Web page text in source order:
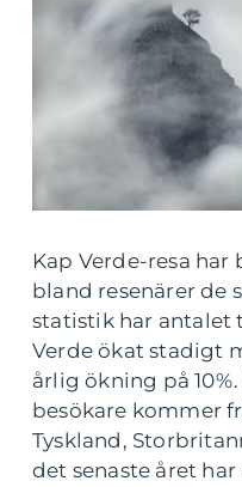
Kap Verde-resa
bland resenärer de
statistik har antalet
Verde ökat stadigt
årlig ökning på
besökare kommer
Tyskland,
det senaste året